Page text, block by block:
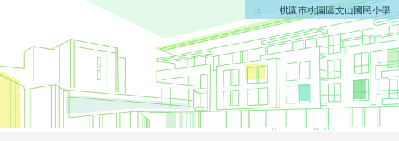
::: 桃園市桃園區文山國民小學